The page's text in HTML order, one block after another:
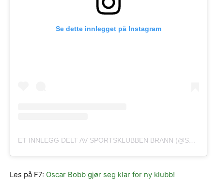
Se dette innlegget på Instagram
ET INNLEGG DELT AV SPORTSKLUBBEN BRANN (@SPORTSKLUBBENBRANN)
Les på F7: Oscar Bobb gjør seg klar for ny klubb!